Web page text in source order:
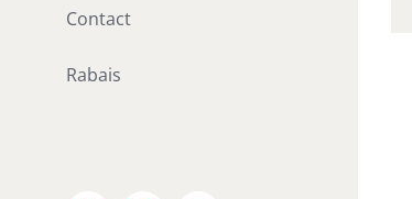
Contact
Rabais